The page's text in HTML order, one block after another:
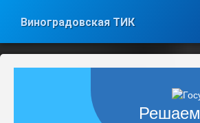
Виноградовская ТИК